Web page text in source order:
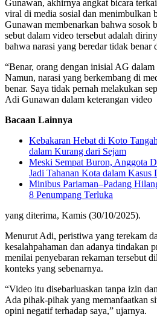
Gunawan, akhirnya angkat bicara
viral di media sosial dan menimbulkan
Gunawan membenarkan bahwa sosok
sebut dalam video tersebut adalah
bahwa narasi yang beredar tidak benar
“Benar, orang dengan inisial AG
Namun, narasi yang berkembang di
benar. Saya tidak pernah melakukan
Adi Gunawan dalam keterangan video
Bacaan Lainnya
Kebakaran Hebat di Koto
dalam Kurang dari Sejam
Meski Sempat Buron, Anggota
Jadi Tahanan Kota dalam Kasus
Minibus Pariaman–Padang
8 Penumpang Terluka
yang diterima, Kamis (30/10/2025).
Menurut Adi, peristiwa yang terekam
kesalahpahaman dan adanya tindakan
menilai penyebaran rekaman tersebut
konteks yang sebenarnya.
“Video itu disebarluaskan tanpa izin
Ada pihak-pihak yang memanfaatkan
opini negatif terhadap saya,” ujarnya.